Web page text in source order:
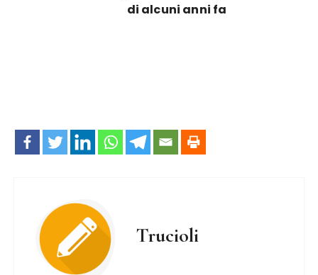
di alcuni anni fa
Trucioli